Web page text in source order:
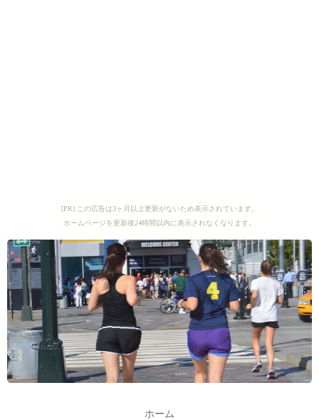
[PR] この広告は3ヶ月以上更新がないため表示されています。
ホームページを更新後24時間以内に表示されなくなります。
ホーム